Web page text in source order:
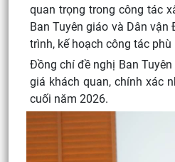
quan trọng trong công tác
Ban Tuyên giáo và Dân
trình, kế hoạch công tác
Đồng chí đề nghị Ban
giá khách quan, chính xác
cuối năm 2026.